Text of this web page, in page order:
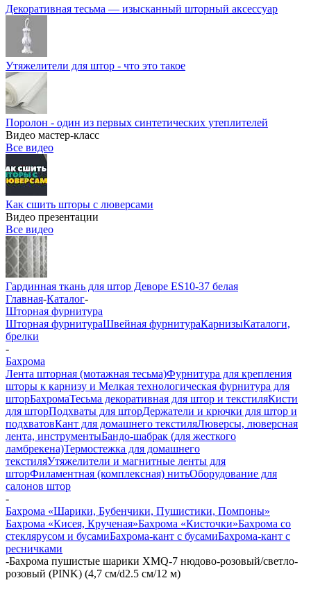
Декоративная тесьма — изысканный шторный аксессуар
Утяжелители для штор - что это такое
Поролон - один из первых синтетических утеплителей
Видео мастер-класс
Все видео
Как сшить шторы с люверсами
Видео презентации
Все видео
Гардинная ткань для штор Деворе ES10-37 белая
Главная-Каталог-
Шторная фурнитура
Шторная фурнитураШвейная фурнитураКарнизыКаталоги,
брелки
-
Бахрома
Лента шторная (мотажная тесьма)Фурнитура для крепления
шторы к карнизу и Мелкая технологическая фурнитура для
шторБахромаТесьма декоративная для штор и текстиляКисти
для шторПодхваты для шторДержатели и крючки для штор и
подхватовКант для домашнего текстиляЛюверсы, люверсная
лента, инструментыБандо-шабрак (для жесткого
ламбрекена)Термостежка для домашнего
текстиляУтяжелители и магнитные ленты для
шторФиламентная (комплексная) нитьОборудование для
салонов штор
-
Бахрома «Шарики, Бубенчики, Пушистики, Помпоны»
Бахрома «Кисея, Крученая»Бахрома «Кисточки»Бахрома со
стеклярусом и бусамиБахрома-кант с бусамиБахрома-кант с
ресничками
-Бахрома пушистые шарики XMQ-7 нюдово-розовый/светло-
розовый (PINK) (4,7 см/d2.5 см/12 м)